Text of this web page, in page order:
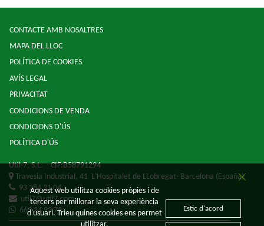
CONTACTE AMB NOSALTRES
MAPA DEL LLOC
POLÍTICA DE COOKIES
AVÍS LEGAL
PRIVACITAT
CONDICIONS DE VENDA
CONDICIONS D'ÚS
POLÍTICA D'ÚS
Util-7, S.L.- CIF:B58791294
Travesia Industrial, 41 L'Hospitalet de LLobregat- Barcelona (España)
93 284 21 04
util7@util7.com
669 34 92 79
Aquest web utilitza cookies pròpies i de
tercers per millorar la seva experiència
d'usuari. Trieu quines cookies ens permet
Estic d'acord